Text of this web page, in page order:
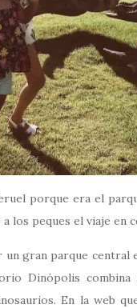
porque era el
los peques el viaje en
un gran parque central
Dinópolis
En la web